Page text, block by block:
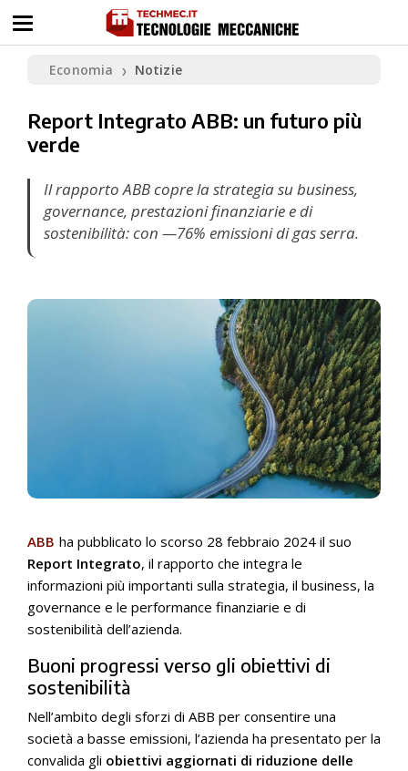
Economia ❯ Notizie
Report Integrato ABB: un futuro più
verde
Il rapporto ABB copre la strategia su business,
governance, prestazioni finanziarie e di
sostenibilità: con —76% emissioni di gas serra.
ABB ha pubblicato lo scorso 28 febbraio 2024 il suo
Report Integrato, il rapporto che integra le
informazioni più importanti sulla strategia, il business, la
governance e le performance finanziarie e di
sostenibilità dell’azienda.
Buoni progressi verso gli obiettivi di
sostenibilità
Nell’ambito degli sforzi di ABB per consentire una
società a basse emissioni, l’azienda ha presentato per la
convalida gli obiettivi aggiornati di riduzione delle